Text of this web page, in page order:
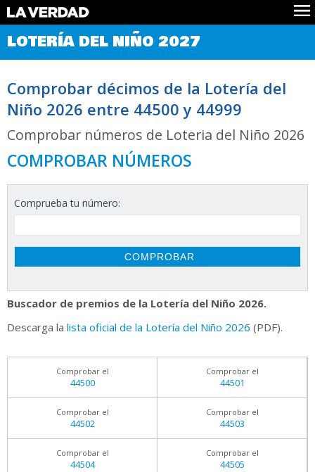
Comprobar Loteria del Niño
Premios
Noticias
Datos
Historia
LOTERÍA DEL NIÑO 2027
Comprobar décimos de la Lotería del
Niño 2026 entre 44500 y 44999
Comprobar números de Loteria del Niño 2026
COMPROBAR NÚMEROS
Comprueba tu número:
Buscador de premios de la Lotería del Niño 2026.
Descarga la lista oficial de la Lotería del Niño 2026 (PDF).
Comprobar el
44500
Comprobar el
44501
Comprobar el
44502
Comprobar el
44503
Comprobar el
44504
Comprobar el
44505